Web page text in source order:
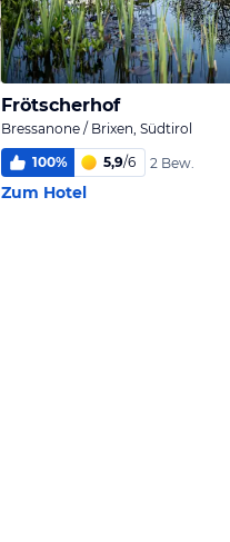
Frötscherhof
Bressanone / Brixen, Südtirol
100% 5,9/6 2 Bew.
Zum Hotel